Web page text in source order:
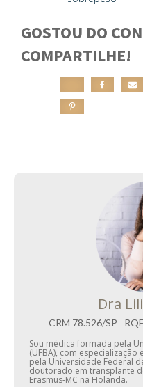
GOSTOU DO
COMPARTILHE!
Dra
CRM 78.526/SP RQE
Sou médica formada pela
(UFBA), com
pela Universidade Federal
doutorado em transplante
Erasmus-MC na Holanda.